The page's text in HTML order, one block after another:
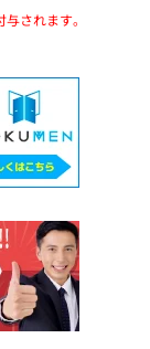
されます。